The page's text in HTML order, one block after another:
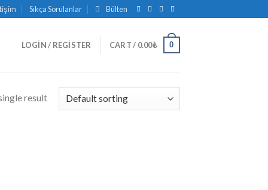
Sıkça Sorulanlar Bülten
LOGIN / REGISTER CART / 0.00₺ 0
result